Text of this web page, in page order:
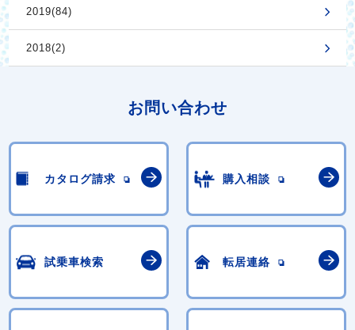
2019(84)
2018(2)
お問い合わせ
カタログ請求 購入相談
試乗車検索 転居連絡